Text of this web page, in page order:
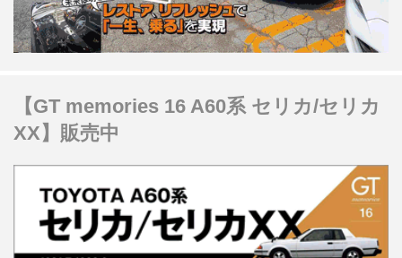
【GT memories 16 A60系 セリカ/セリカ
XX】販売中